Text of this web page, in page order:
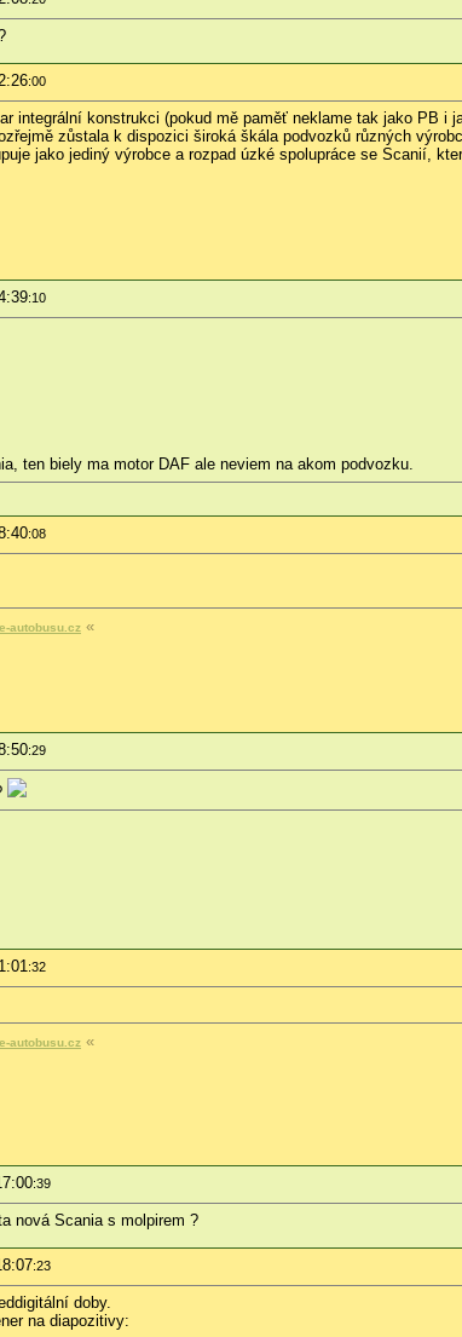
:00
integrální konstrukci (pokud mě paměť neklame tak jako PB
zůstala k dispozici široká škála podvozků různých
jako jediný výrobce a rozpad úzké spolupráce se Scanií,
:10
ten biely ma motor DAF ale neviem na akom podvozku.
:08
autobusu.cz «
:29
:32
autobusu.cz «
:39
nová Scania s molpirem ?
:23
doby.
na diapozitivy: